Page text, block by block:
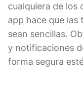
cualquiera de los
app hace que
sean sencillas.
y notificaciones
forma segura